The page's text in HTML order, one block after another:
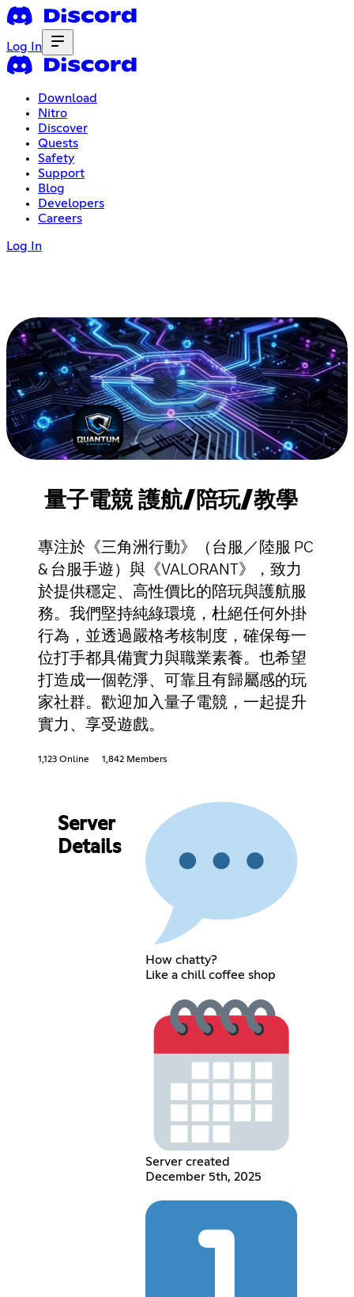
Log In
Download
Nitro
Discover
Quests
Safety
Support
Blog
Developers
Careers
Log In
量子電競 護航/陪玩/教學
專注於《三角洲行動》（台服／陸服 PC
& 台服手遊）與《VALORANT》，致力
於提供穩定、高性價比的陪玩與護航服
務。我們堅持純綠環境，杜絕任何外掛
行為，並透過嚴格考核制度，確保每一
位打手都具備實力與職業素養。也希望
打造成一個乾淨、可靠且有歸屬感的玩
家社群。歡迎加入量子電競，一起提升
實力、享受遊戲。
1,123 Online 1,842 Members
Server
Details
How chatty?
Like a chill coffee shop
Server created
December 5th, 2025